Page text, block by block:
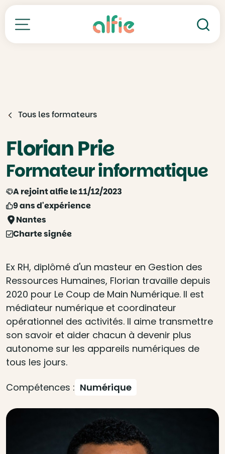
Toutes nos formations
Tous les formateurs
Florian Prie
Formateur informatique
A rejoint alfie le 11/12/2023
9 ans d'expérience
Nantes
Charte signée
Ex RH, diplômé d'un masteur en Gestion des
Ressources Humaines, Florian travaille depuis
2020 pour Le Coup de Main Numérique. Il est
médiateur numérique et coordinateur
opérationnel des activités. Il aime transmettre
son savoir et aider chacun à devenir plus
autonome sur les appareils numériques de
tous les jours.
Compétences : Numérique